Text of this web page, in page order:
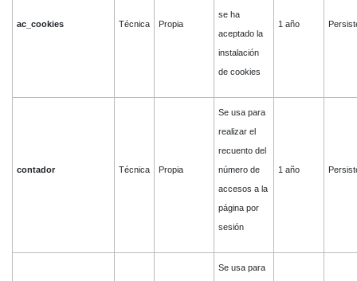
ac_cookies Técnica Propia
se ha
aceptado la
instalación
de cookies
1 año
contador Técnica Propia
Se usa para
realizar el
recuento del
número de
accesos a la
página por
sesión
1 año
Se usa para